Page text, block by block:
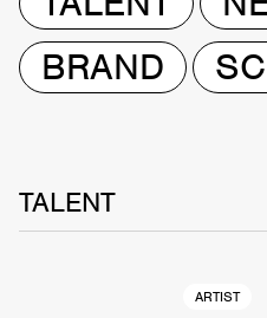
BRAND
TALENT
ARTIST